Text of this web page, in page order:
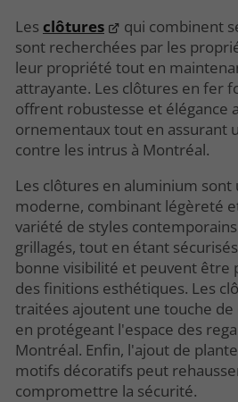
Les clôtures
qui combinent
sont recherchées par les
leur propriété tout en
attrayante. Les clôtures en fer
offrent robustesse et élégance
ornementaux tout en assurant
contre les intrus à Montréal.
Les clôtures en aluminium sont
moderne, combinant légèreté
variété de styles
grillagés, tout en étant
bonne visibilité et peuvent être
des finitions esthétiques. Les
traitées ajoutent une touche
en protégeant l'espace des
Montréal. Enfin, l'ajout de
motifs décoratifs peut
compromettre la sécurité.